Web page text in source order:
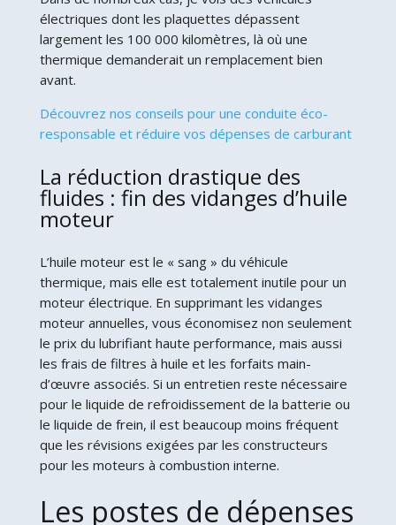
électriques dont les plaquettes dépassent
largement les 100 000 kilomètres, là où une
thermique demanderait un remplacement bien
avant.
Découvrez nos conseils pour une conduite éco-
responsable et réduire vos dépenses de carburant
La réduction drastique des
fluides : fin des vidanges d’huile
moteur
L’huile moteur est le « sang » du véhicule
thermique, mais elle est totalement inutile pour un
moteur électrique. En supprimant les vidanges
moteur annuelles, vous économisez non seulement
le prix du lubrifiant haute performance, mais aussi
les frais de filtres à huile et les forfaits main-
d’œuvre associés. Si un entretien reste nécessaire
pour le liquide de refroidissement de la batterie ou
le liquide de frein, il est beaucoup moins fréquent
que les révisions exigées par les constructeurs
pour les moteurs à combustion interne.
Les postes de dépenses